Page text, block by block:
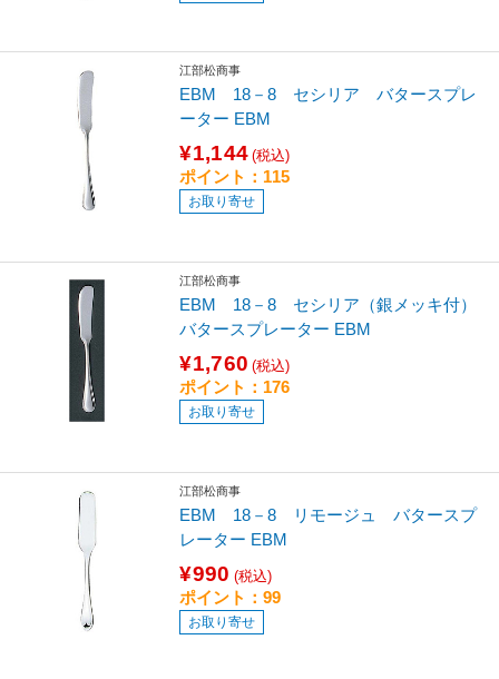
江部松商事
EBM 18－8 セシリア バタースプレ
ーター EBM
¥1,144 (税込)
ポイント：115
お取り寄せ
江部松商事
EBM 18－8 セシリア（銀メッキ付）
バタースプレーター EBM
¥1,760 (税込)
ポイント：176
お取り寄せ
江部松商事
EBM 18－8 リモージュ バタースプ
レーター EBM
¥990 (税込)
ポイント：99
お取り寄せ